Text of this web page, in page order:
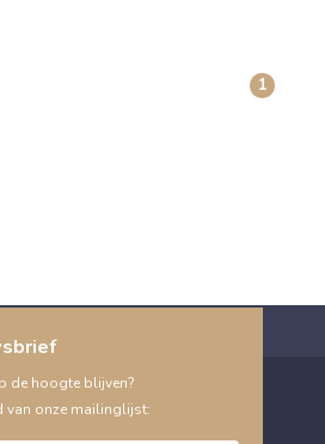
1
de hoogte blijven?
van onze mailinglijst: